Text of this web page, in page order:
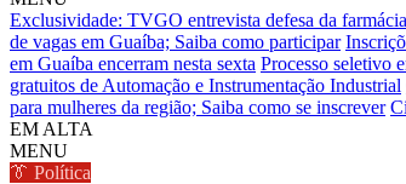
Exclusividade: TVGO entrevista defesa da
de vagas em Guaíba; Saiba como participar
em Guaíba encerram nesta sexta Processo seletivo
gratuitos de Automação e Instrumentação Industrial
para mulheres da região; Saiba como se inscrever
EM ALTA
MENU
👔 Política